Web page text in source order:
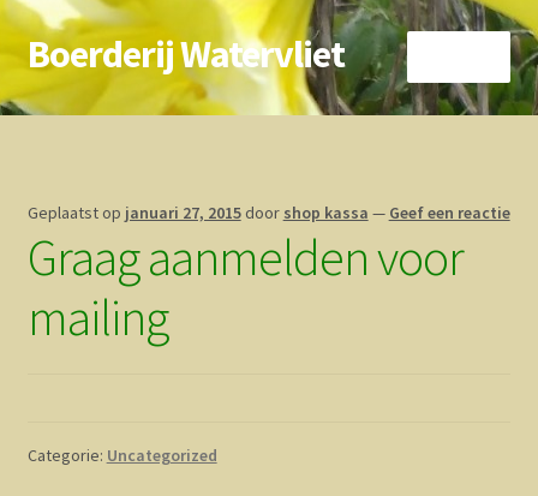
Ga
door
naar
Ga
direct
naar
Boerderij Watervliet
Home
Biokoe
Zorgboerderij
Geplaatst op januari 27, 2015 door shop kassa — Geef een reactie
Graag aanmelden voor
mailing
Categorie: Uncategorized